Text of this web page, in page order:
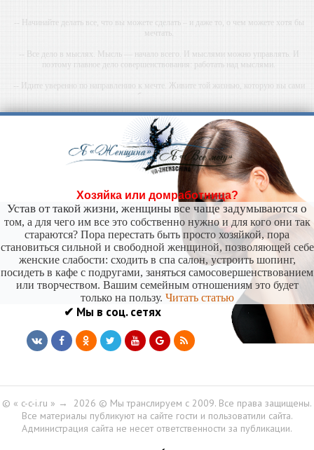
-- Начинайте делать все, что вы можете сделать – и даже то, о чем можете хотя бы
мечтать.
-- Все дело в мыслях. Мысль — начало всего. И мыслями можно управлять. И
поэтому главное дело совершенствования: работать над мыслями.
-- Идите уверенно по направлению к мечте. Живите той жизнью, которую вы сами
-- Самое большое богатство — это ум. Самая большая нищета — глупость. Из всех
страхов самый пугающий — самолюбование.
-- Лучшее, что можно сделать с хорошим советом, это пропустить его мимо ушей. Он
никогда не бывает полезен никому, кроме того, кто его дал.
-- Люблю давать советы и очень не люблю, когда их дают мне.
Хозяйка или домработница?
Устав от такой жизни, женщины все чаще задумываются о
том, а для чего им все это собственно нужно и для кого они так
стараются? Пора перестать быть просто хозяйкой, пора
становиться сильной и свободной женщиной, позволяющей себе
женские слабости: сходить в спа салон, устроить шопинг,
посидеть в кафе с подругами, заняться самосовершенствованием
или творчеством. Вашим семейным отношениям это будет
только на пользу. Читать статью
✔ Мы в соц. сетях
© « c-c-i.ru » → 2026 © Мы транслируем с 2009. Все права защищены.
Все материалы публикуют на сайте гости и пользоватили сайта.
Администрация сайта не несет ответственности за публикации.